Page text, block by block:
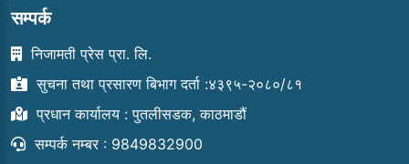
सम्पर्क
निजामती प्रेस प्रा. लि.
सुचना तथा प्रसारण बिभाग दर्ता :४३९५-२०८०/८१
प्रधान कार्यालय : पुतलीसडक, काठमाडौं
सम्पर्क नम्बर : 9849832900